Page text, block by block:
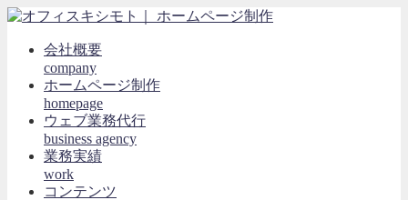
会社概要
company
ホームページ制作
homepage
ウェブ業務代行
business agency
業務実績
work
コンテンツ